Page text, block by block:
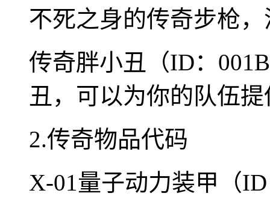
不死之身的传奇步枪
传奇胖小丑（ID：
丑，可以为你的队伍
2.传奇物品代码
X-01量子动力装甲（